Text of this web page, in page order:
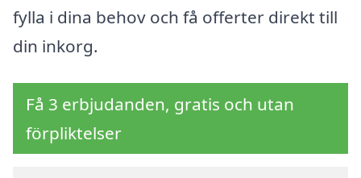
fylla i dina behov och få offerter direkt till
din inkorg.
Få 3 erbjudanden, gratis och utan
förpliktelser